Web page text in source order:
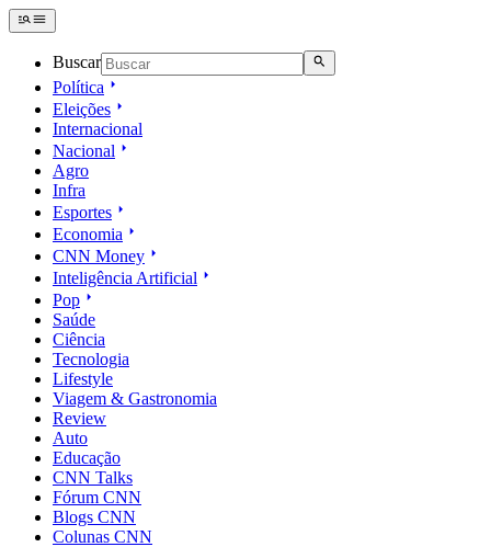
Buscar
Política
Eleições
Internacional
Nacional
Agro
Infra
Esportes
Economia
CNN Money
Inteligência Artificial
Pop
Saúde
Ciência
Tecnologia
Lifestyle
Viagem & Gastronomia
Review
Auto
Educação
CNN Talks
Fórum CNN
Blogs CNN
Colunas CNN